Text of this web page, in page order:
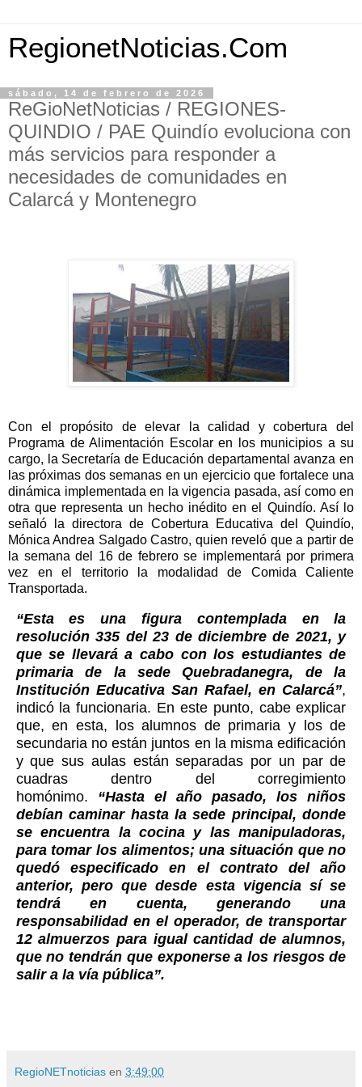
RegionetNoticias.Com
sábado, 14 de febrero de 2026
ReGioNetNoticias / REGIONES-
QUINDIO / PAE Quindío evoluciona con
más servicios para responder a
necesidades de comunidades en
Calarcá y Montenegro
Con el propósito de elevar la calidad y cobertura del
Programa de Alimentación Escolar en los municipios a su
cargo, la Secretaría de Educación departamental avanza en
las próximas dos semanas en un ejercicio que fortalece una
dinámica implementada en la vigencia pasada, así como en
otra que representa un hecho inédito en el Quindío. Así lo
señaló la directora de Cobertura Educativa del Quindío,
Mónica Andrea Salgado Castro, quien reveló que a partir de
la semana del 16 de febrero se implementará por primera
vez en el territorio la modalidad de Comida Caliente
Transportada.
“Esta es una figura contemplada en la
resolución 335 del 23 de diciembre de 2021, y
que se llevará a cabo con los estudiantes de
primaria de la sede Quebradanegra, de la
Institución Educativa San Rafael, en Calarcá”,
indicó la funcionaria. En este punto, cabe explicar
que, en esta, los alumnos de primaria y los de
secundaria no están juntos en la misma edificación
y que sus aulas están separadas por un par de
cuadras dentro del corregimiento
homónimo. “Hasta el año pasado, los niños
debían caminar hasta la sede principal, donde
se encuentra la cocina y las manipuladoras,
para tomar los alimentos; una situación que no
quedó especificado en el contrato del año
anterior, pero que desde esta vigencia sí se
tendrá en cuenta, generando una
responsabilidad en el operador, de transportar
12 almuerzos para igual cantidad de alumnos,
que no tendrán que exponerse a los riesgos de
salir a la vía pública”.
RegioNETnoticias en 3:49:00